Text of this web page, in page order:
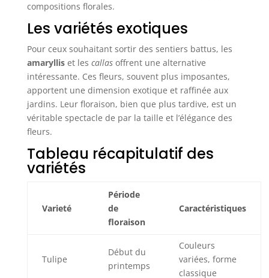
compositions florales.
Les variétés exotiques
Pour ceux souhaitant sortir des sentiers battus, les
amarylliset les callasoffrent une alternative
intéressante. Ces fleurs, souvent plus imposantes,
apportent une dimension exotique et raffinée aux
jardins. Leur floraison, bien que plus tardive, est un
véritable spectacle de par la taille et l’élégance des
fleurs.
Tableau récapitulatif des
variétés
Varieté
Période
de
floraison
Caractéristiques
Tulipe
Début du
printemps
Couleurs
variées, forme
classique